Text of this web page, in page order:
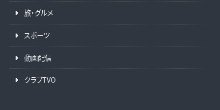
旅・グルメ
スポーツ
動画配信
クラブTVO